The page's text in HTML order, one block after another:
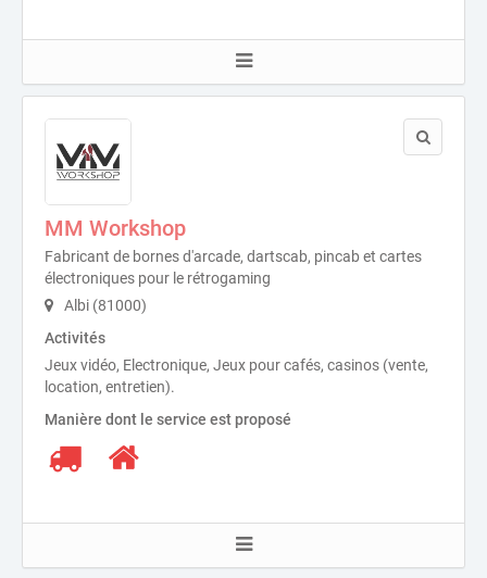
MM Workshop
Fabricant de bornes d'arcade, dartscab, pincab et cartes
électroniques pour le rétrogaming
Albi (81000)
Activités
Jeux vidéo, Electronique, Jeux pour cafés, casinos (vente,
location, entretien).
Manière dont le service est proposé